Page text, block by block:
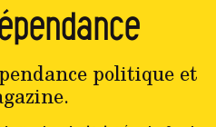
politique et